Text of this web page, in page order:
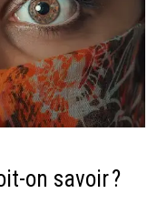
on savoir ?